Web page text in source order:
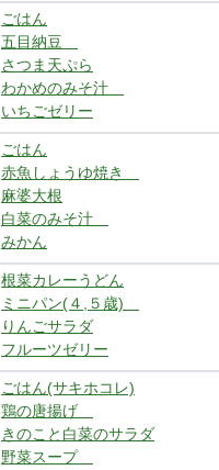
ごはん
五目納豆
さつま天ぷら
わかめのみそ汁
いちごゼリー
ごはん
赤魚しょうゆ焼き
麻婆大根
白菜のみそ汁
みかん
根菜カレーうどん
ミニパン(４,５歳)
りんごサラダ
フルーツゼリー
ごはん(サキホコレ)
鶏の唐揚げ
きのこと白菜のサラダ
野菜スープ